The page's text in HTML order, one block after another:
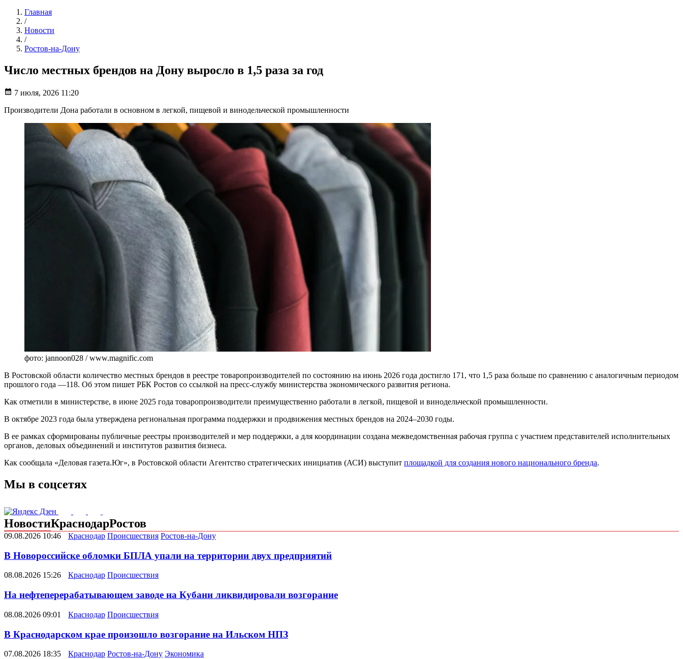
Главная
/
Новости
/
Ростов-на-Дону
Число местных брендов на Дону выросло в 1,5 раза за год
7 июля, 2026 11:20
Производители Дона работали в основном в легкой, пищевой и винодельческой промышленности
фото: jannoon028 / www.magnific.com
В Ростовской области количество местных брендов в реестре товаропроизводителей по состоянию на июнь 2026 года достигло 171, что 1,5 раза больше по сравнению с аналогичным периодом
прошлого года —118. Об этом пишет РБК Ростов со ссылкой на пресс-службу министерства экономического развития региона.
Как отметили в министерстве, в июне 2025 года товаропроизводители преимущественно работали в легкой, пищевой и винодельческой промышленности.
В октябре 2023 года была утверждена региональная программа поддержки и продвижения местных брендов на 2024–2030 годы.
В ее рамках сформированы публичные реестры производителей и мер поддержки, а для координации создана межведомственная рабочая группа с участием представителей исполнительных
органов, деловых объединений и институтов развития бизнеса.
Как сообщала «Деловая газета.Юг», в Ростовской области Агентство стратегических инициатив (АСИ) выступит площадкой для создания нового национального бренда.
Мы в соцсетях
НовостиКраснодарРостов
09.08.2026 10:46 Краснодар Происшествия Ростов-на-Дону
В Новороссийске обломки БПЛА упали на территории двух предприятий
08.08.2026 15:26 Краснодар Происшествия
На нефтеперерабатывающем заводе на Кубани ликвидировали возгорание
08.08.2026 09:01 Краснодар Происшествия
В Краснодарском крае произошло возгорание на Ильском НПЗ
07.08.2026 18:35 Краснодар Ростов-на-Дону Экономика